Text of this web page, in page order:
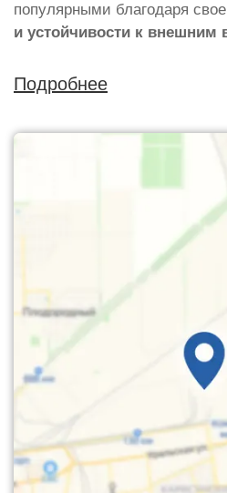
популярными благодаря
и устойчивости к внешним
Подробнее